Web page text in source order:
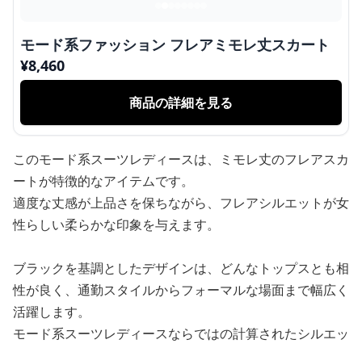
モード系ファッション フレアミモレ丈スカート
¥8,460
商品の詳細を見る
このモード系スーツレディースは、ミモレ丈のフレアスカ
ートが特徴的なアイテムです。
適度な丈感が上品さを保ちながら、フレアシルエットが女
性らしい柔らかな印象を与えます。
ブラックを基調としたデザインは、どんなトップスとも相
性が良く、通勤スタイルからフォーマルな場面まで幅広く
活躍します。
モード系スーツレディースならではの計算されたシルエッ